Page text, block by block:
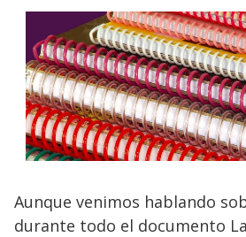
Aunque venimos hablando
durante todo el documento